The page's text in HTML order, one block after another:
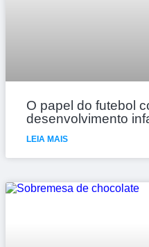
O papel do futebol
desenvolvimento
LEIA MAIS